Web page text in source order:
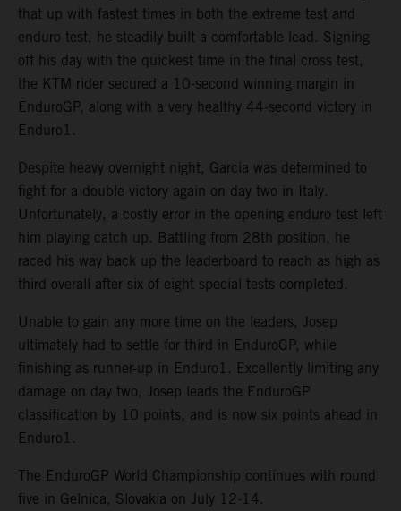
that up with fastest times in both the extreme test and
enduro test, he steadily built a comfortable lead. Signing
off his day with the quickest time in the final cross test,
the KTM rider secured a 10-second winning margin in
EnduroGP, along with a very healthy 44-second victory in
Enduro1.
Despite heavy overnight night, Garcia was determined to
fight for a double victory again on day two in Italy.
Unfortunately, a costly error in the opening enduro test left
him playing catch up. Battling from 28th position, he
raced his way back up the leaderboard to reach as high as
third overall after six of eight special tests completed.
Unable to gain any more time on the leaders, Josep
ultimately had to settle for third in EnduroGP, while
finishing as runner-up in Enduro1. Excellently limiting any
damage on day two, Josep leads the EnduroGP
classification by 10 points, and is now six points ahead in
Enduro1.
The EnduroGP World Championship continues with round
five in Gelnica, Slovakia on July 12-14.